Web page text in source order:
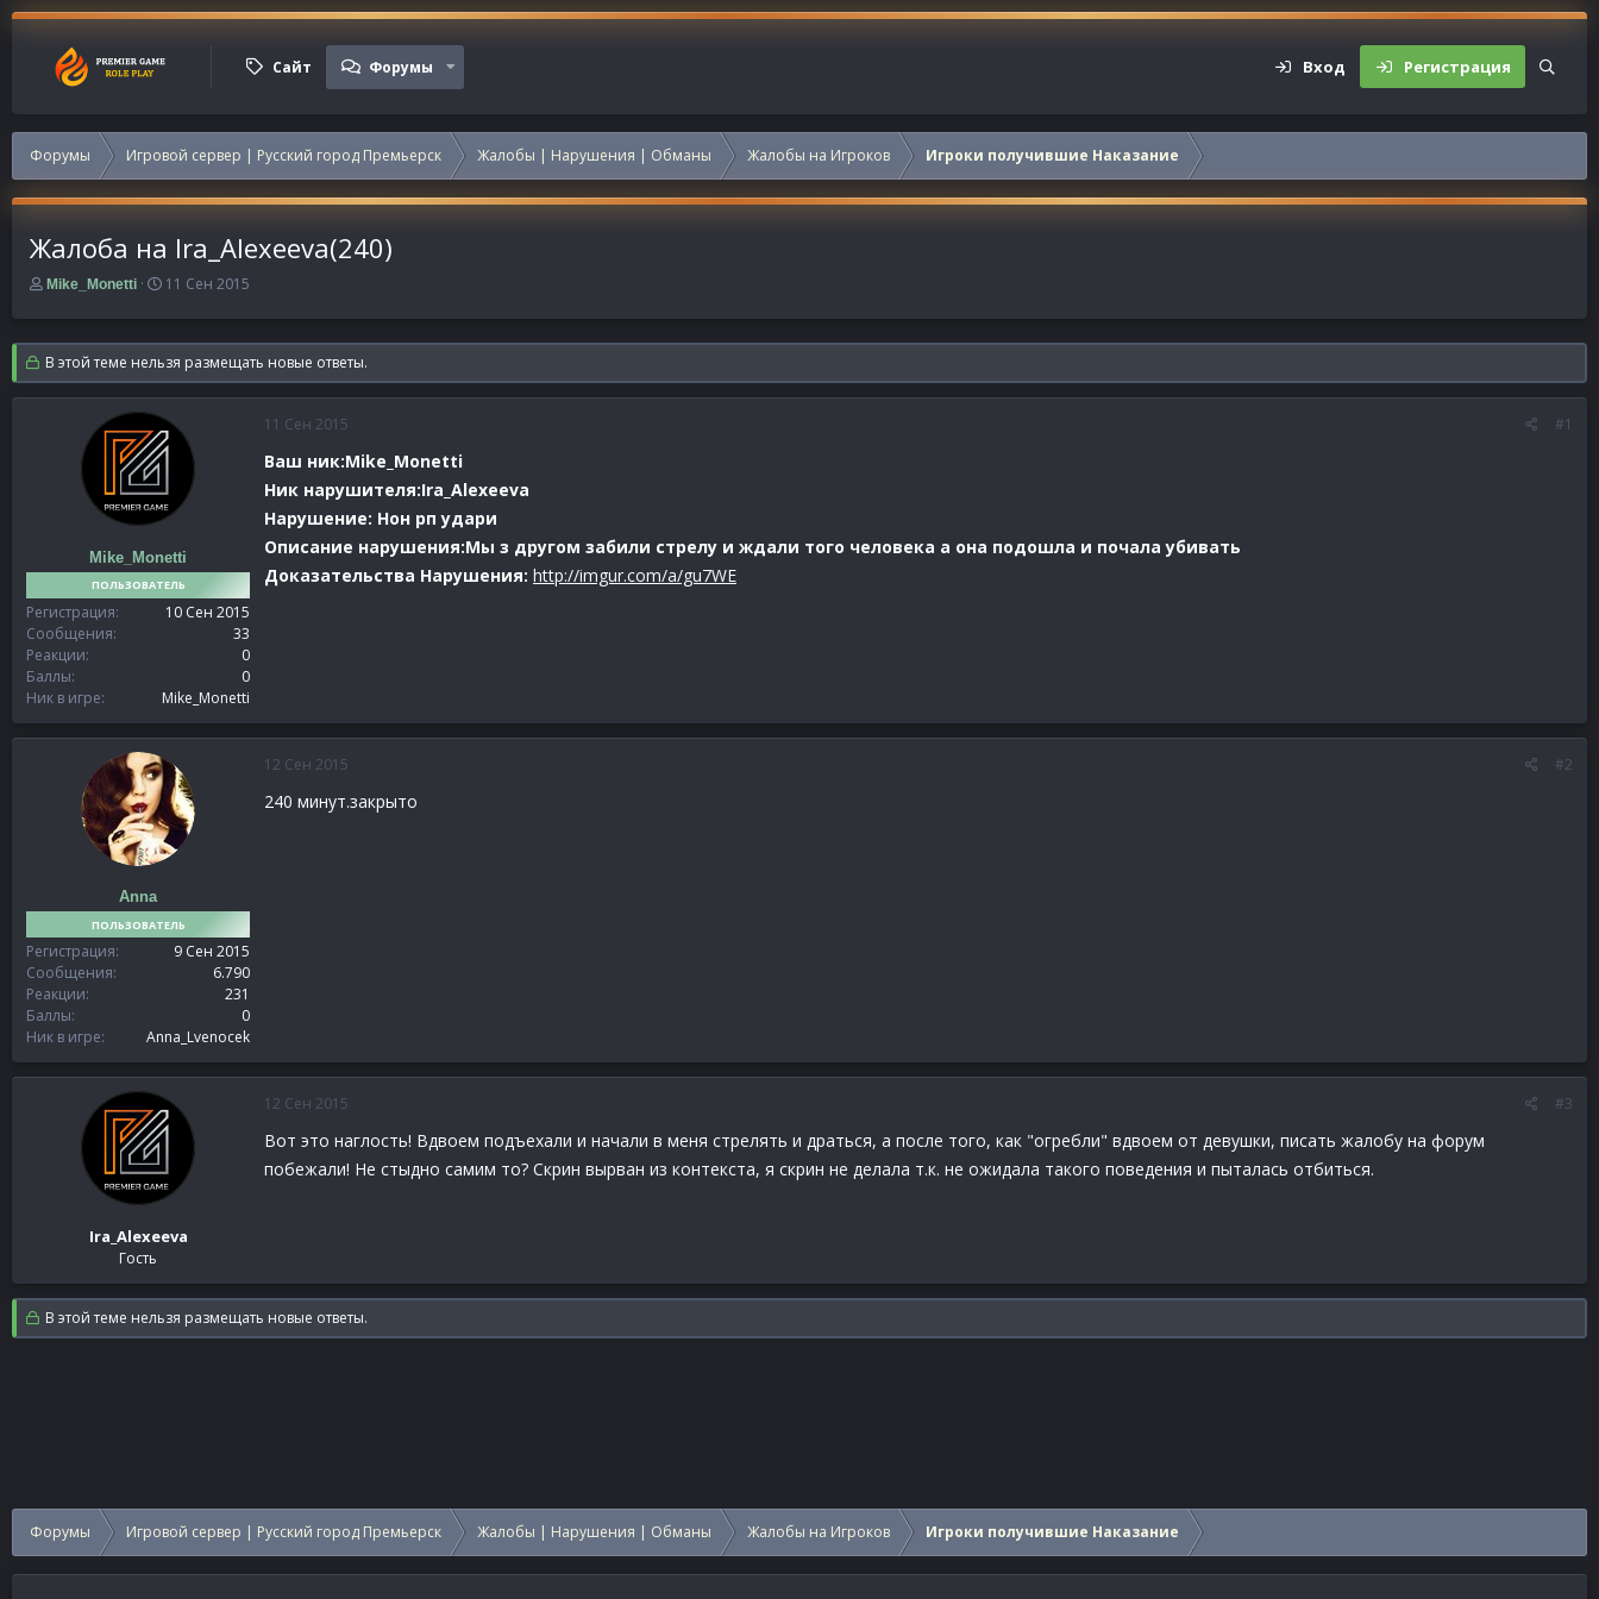
Сайт Форумы Вход Регистрация
Форумы Игровой сервер | Русский город Премьерск Жалобы | Нарушения | Обманы Жалобы на Игроков Игроки получившие Наказание
Жалоба на Ira_Alexeeva(240)
А
т
о
р
т
Mike_Monetti
Д
т
а
н
а
а
л
11 Сен 2015
В этой теме нельзя размещать новые ответы.
Mike_Monetti
ПОЛЬЗОВАТЕЛЬ
Регистрация
10 Сен 2015
Сообщения
33
Реакции
0
Баллы
0
Ник в игре
Mike_Monetti
11 Сен 2015 #1
Ваш ник:Mike_Monetti
Ник нарушителя:Ira_Alexeeva
Нарушение: Нон рп удари
Описание нарушения:Мы з другом забили стрелу и ждали того человека а она подошла и почала убивать
Доказательства Нарушения: http://imgur.com/a/gu7WE
Anna
ПОЛЬЗОВАТЕЛЬ
Регистрация
9 Сен 2015
Сообщения
6.790
Реакции
231
Баллы
0
Ник в игре
Anna_Lvenocek
12 Сен 2015 #2
240 минут.закрыто
Ira_Alexeeva
Гость
12 Сен 2015 #3
Вот это наглость! Вдвоем подъехали и начали в меня стрелять и драться, а после того, как "огребли" вдвоем от девушки, писать жалобу на форум
побежали! Не стыдно самим то? Скрин вырван из контекста, я скрин не делала т.к. не ожидала такого поведения и пыталась отбиться.
В этой теме нельзя размещать новые ответы.
Форумы Игровой сервер | Русский город Премьерск Жалобы | Нарушения | Обманы Жалобы на Игроков Игроки получившие Наказание